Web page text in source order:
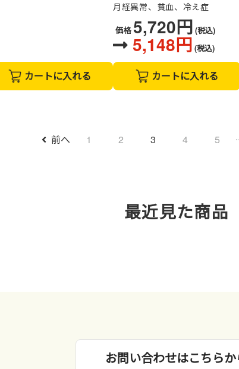
カートに入れる
月経異常、貧血、冷え症
価格 5,720円 (税込)
5,148円 (税込)
カートに入れる
前へ 1 2 3 4 5
最近見た商品
お問い合わせはこちらか